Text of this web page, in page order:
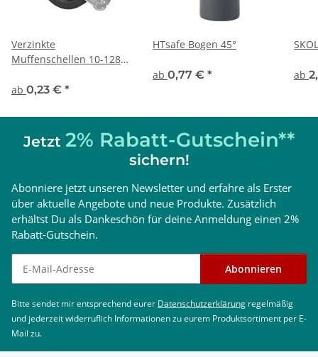
Verzinkte
Muffenschellen 10-128
ab 0,23 € *
HTsafe Bogen 45°
ab 0,77 € * ab
Jetzt 2% Rabatt-Gutschein**
sichern!
Abonniere jetzt unseren Newsletter und erfahre als Erster
über aktuelle Angebote und neue Produkte. Zusätzlich
erhältst Du als Dankeschön für deine Anmeldung einen 2%
Rabatt-Gutschein.
Newsletter abonnieren Abonnieren
Bitte sendet mir entsprechend eurer Datenschutzerklärung regelmäßig
und jederzeit widerruflich Informationen zu eurem Produktsortiment per E-
Mail zu.